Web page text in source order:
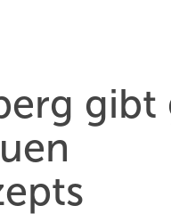
gibt